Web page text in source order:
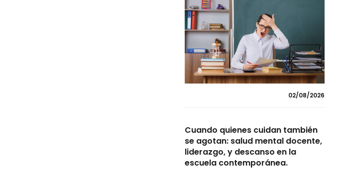
02/08/2026
Cuando quienes cuidan también
se agotan: salud mental docente,
liderazgo, y descanso en la
escuela contemporánea.